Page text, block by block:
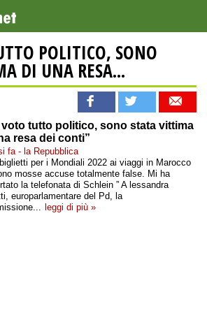
POLITICO, SONO
DI UNA RESA...
voto tutto politico, sono stata vittima
resa dei conti”
fa - la Repubblica
per i Mondiali 2022 ai viaggi in Marocco
mosse accuse totalmente false. Mi ha
la telefonata di Schlein ” A lessandra
europarlamentare del Pd, la
leggi di più »